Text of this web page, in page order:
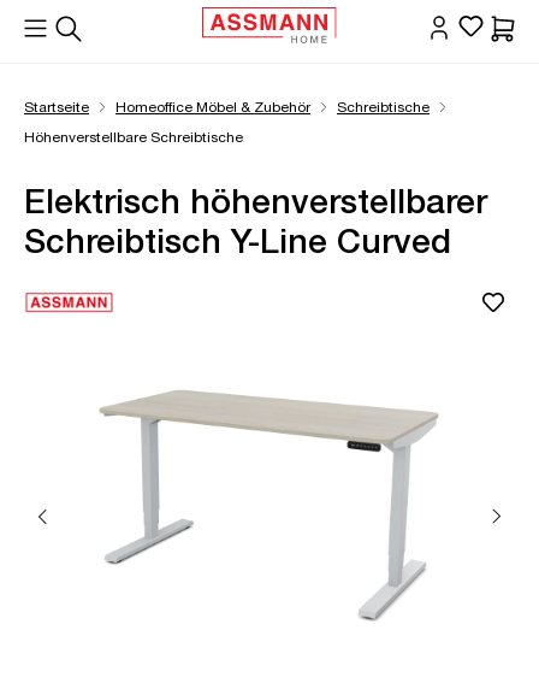
springen
Startseite Homeoffice Möbel & Zubehör
Schreibtische
Höhenverstellbare Schreibtische
Elektrisch höhenverstellbarer
Schreibtisch Y-Line Curved